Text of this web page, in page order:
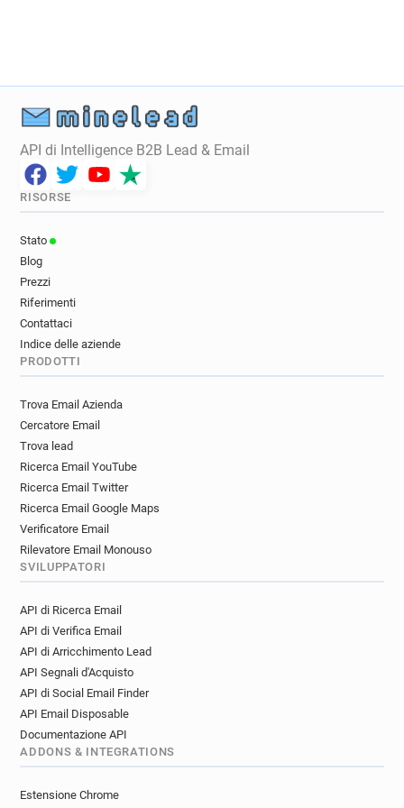
API di Intelligence B2B Lead & Email
RISORSE
Stato
Blog
Prezzi
Riferimenti
Contattaci
Indice delle aziende
PRODOTTI
Trova Email Azienda
Cercatore Email
Trova lead
Ricerca Email YouTube
Ricerca Email Twitter
Ricerca Email Google Maps
Verificatore Email
Rilevatore Email Monouso
SVILUPPATORI
API di Ricerca Email
API di Verifica Email
API di Arricchimento Lead
API Segnali d'Acquisto
API di Social Email Finder
API Email Disposable
Documentazione API
ADDONS & INTEGRATIONS
Estensione Chrome